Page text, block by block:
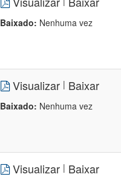
Baixado: Nenhuma vez
Visualizar | Baixar
Baixado: Nenhuma vez
Visualizar | Baixar